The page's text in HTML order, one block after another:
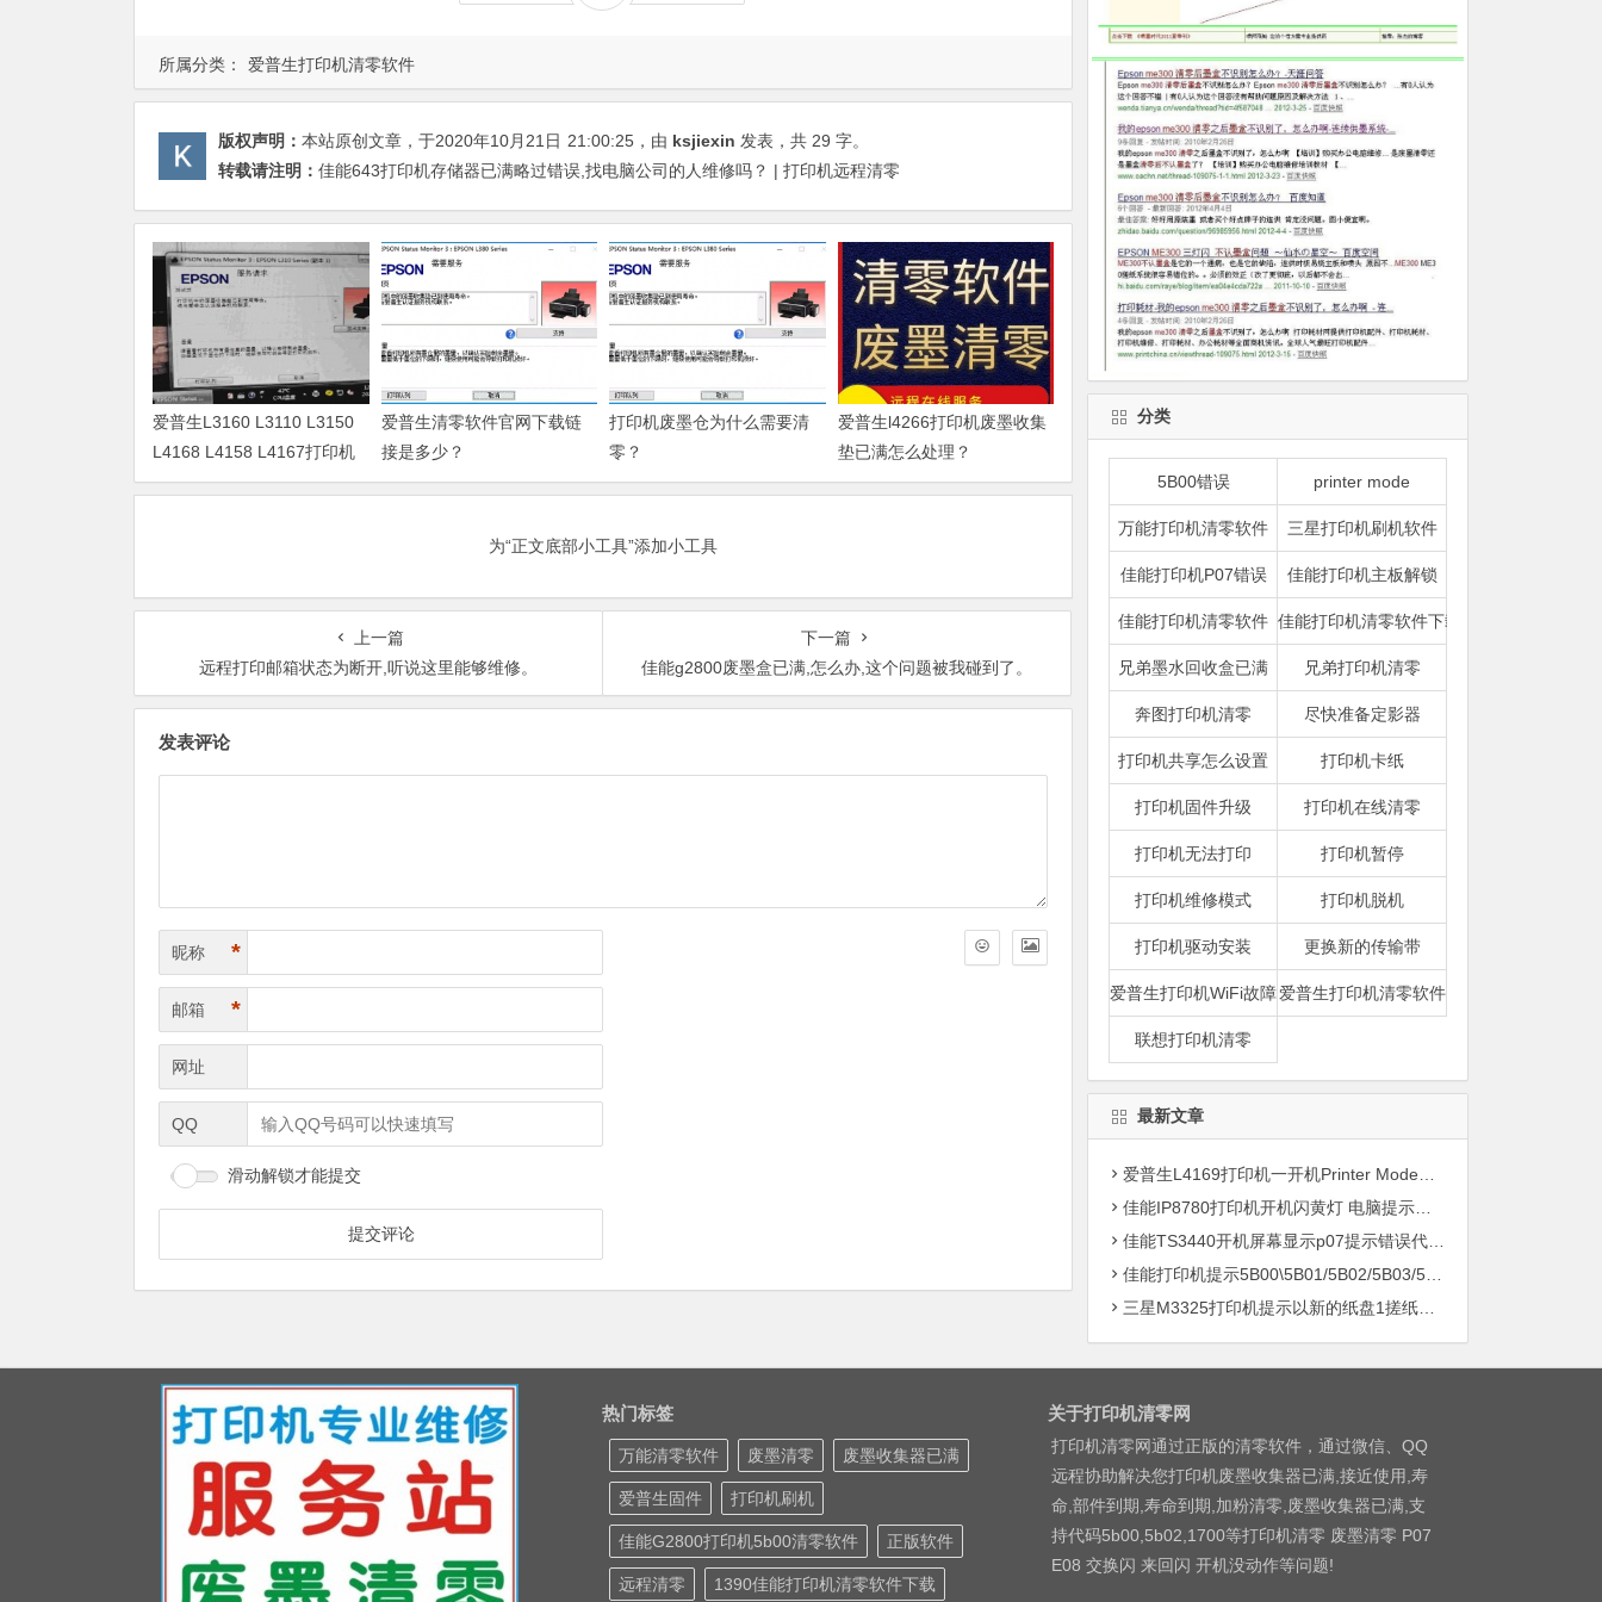
所属分类： 爱普生打印机清零软件
版权声明： 本站原创文章，于2020年10月21日 21:00:25 ，由 ksjiexin 发表，共 29 字。
转载请注明： 佳能643打印机存储器已满略过错误,找电脑公司的人维修吗？ | 打印机远程清零
爱普生L3160 L3110 L3150
L4168 L4158 L4167打印机
废墨清零软件
爱普生清零软件官网下载链
接是多少？
打印机废墨仓为什么需要清
零？
爱普生l4266打印机废墨收集
垫已满怎么处理？
为“正文底部小工具”添加小工具
上一篇
远程打印邮箱状态为断开,听说这里能够维修。
下一篇
佳能g2800废墨盒已满,怎么办,这个问题被我碰到了。
发表评论
昵称 *
邮箱 *
网址
QQ
滑动解锁才能提交
分类
5B00错误 printer mode
万能打印机清零软件 三星打印机刷机软件
佳能打印机P07错误 佳能打印机主板解锁
佳能打印机清零软件 佳能打印机清零软件下载
兄弟墨水回收盒已满 兄弟打印机清零
奔图打印机清零 尽快准备定影器
打印机共享怎么设置 打印机卡纸
打印机固件升级 打印机在线清零
打印机无法打印 打印机暂停
打印机维修模式 打印机脱机
打印机驱动安装 更换新的传输带
爱普生打印机WiFi故障爱普生打印机清零软件
联想打印机清零
最新文章
爱普生L4169打印机一开机Printer Mode故障主板维修
佳能IP8780打印机开机闪黄灯 电脑提示错误5B00快速解决方案清零
佳能TS3440开机屏幕显示p07提示错误代码5B00快速解决方案 清零
佳能打印机提示5B00\5B01/5B02/5B03/5B04/5B11/5B12/5B13/5B14/1700/1702/1703/1704
三星M3325打印机提示以新的纸盘1搓纸轮进行更换
热门标签
万能清零软件 废墨清零 废墨收集器已满
爱普生固件 打印机刷机
佳能G2800打印机5b00清零软件 正版软件
远程清零 1390佳能打印机清零软件下载
关于打印机清零网
打印机清零网通过正版的清零软件，通过微信、QQ
远程协助解决您打印机废墨收集器已满,接近使用,寿
命,部件到期,寿命到期,加粉清零,废墨收集器已满,支
持代码5b00,5b02,1700等打印机清零 废墨清零 P07
E08 交换闪 来回闪 开机没动作等问题!